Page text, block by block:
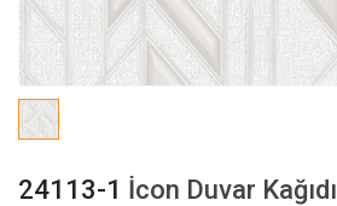
24113-1 İcon Duvar Kağıdı